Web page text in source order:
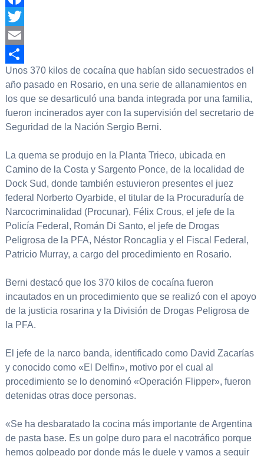
Facebook
Twitter
Email
Compartir
Unos 370 kilos de cocaína que habían sido secuestrados el
año pasado en Rosario, en una serie de allanamientos en
los que se desarticuló una banda integrada por una familia,
fueron incinerados ayer con la supervisión del secretario de
Seguridad de la Nación Sergio Berni.
La quema se produjo en la Planta Trieco, ubicada en
Camino de la Costa y Sargento Ponce, de la localidad de
Dock Sud, donde también estuvieron presentes el juez
federal Norberto Oyarbide, el titular de la Procuraduría de
Narcocriminalidad (Procunar), Félix Crous, el jefe de la
Policía Federal, Román Di Santo, el jefe de Drogas
Peligrosa de la PFA, Néstor Roncaglia y el Fiscal Federal,
Patricio Murray, a cargo del procedimiento en Rosario.
Berni destacó que los 370 kilos de cocaína fueron
incautados en un procedimiento que se realizó con el apoyo
de la justicia rosarina y la División de Drogas Peligrosa de
la PFA.
El jefe de la narco banda, identificado como David Zacarías
y conocido como «El Delfin», motivo por el cual al
procedimiento se lo denominó «Operación Flipper», fueron
detenidas otras doce personas.
«Se ha desbaratado la cocina más importante de Argentina
de pasta base. Es un golpe duro para el nacotráfico porque
hemos golpeado por donde más le duele y vamos a seguir